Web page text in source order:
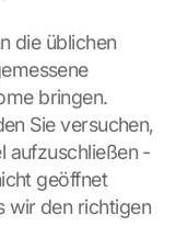
die üblichen
bringen.
Sie versuchen,
aufzuschließen -
geöffnet
wir den richtigen